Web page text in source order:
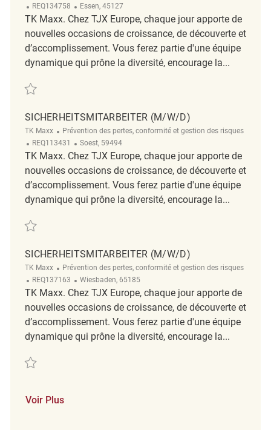
ReqId
REQ134758 Emplacement
Essen, 45127
TK Maxx. Chez TJX Europe, chaque jour apporte de
nouvelles occasions de croissance, de découverte et
d’accomplissement. Vous ferez partie d'une équipe
dynamique qui prône la diversité, encourage la...
Sauvegarder Sicherheitsmitarbeiter (w/m/d) REQ134758
SICHERHEITSMITARBEITER (M/W/D)
TK Maxx Catégorie
Prévention des pertes, conformité et gestion des risques
ReqId
REQ113431 Emplacement
Soest, 59494
TK Maxx. Chez TJX Europe, chaque jour apporte de
nouvelles occasions de croissance, de découverte et
d’accomplissement. Vous ferez partie d'une équipe
dynamique qui prône la diversité, encourage la...
Sauvegarder Sicherheitsmitarbeiter (m/w/d) REQ113431
SICHERHEITSMITARBEITER (M/W/D)
TK Maxx Catégorie
Prévention des pertes, conformité et gestion des risques
ReqId
REQ137163 Emplacement
Wiesbaden, 65185
TK Maxx. Chez TJX Europe, chaque jour apporte de
nouvelles occasions de croissance, de découverte et
d’accomplissement. Vous ferez partie d'une équipe
dynamique qui prône la diversité, encourage la...
Sauvegarder Sicherheitsmitarbeiter (m/w/d) REQ137163
Voir Plus